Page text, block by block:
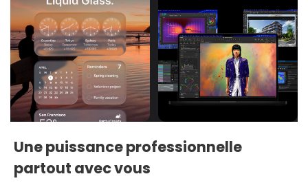
Une puissance professionnelle
partout avec vous